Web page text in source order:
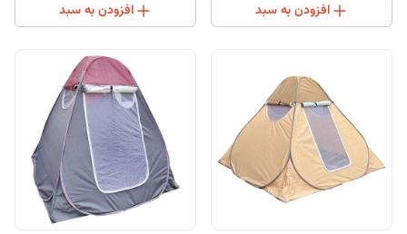
افزودن به سبد افزودن به سبد